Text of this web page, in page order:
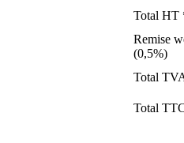
Total HT
Remise
(0,5%)
Total
Total